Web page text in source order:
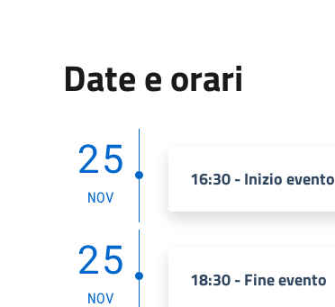
Date e orari
25
NOV
16:30 - Inizio evento
25
NOV
18:30 - Fine evento